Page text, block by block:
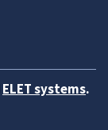
ELET systems.